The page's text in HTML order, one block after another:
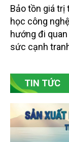
Bảo tồn giá trị
học công
hướng đi
sức cạnh
Bắc Ninh,
chủ động đổi
TIN TỨC